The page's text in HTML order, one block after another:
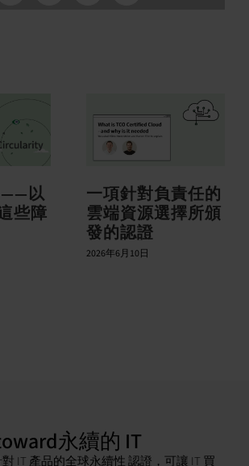
——以
些障
一項針對負責任的
雲端資源選擇所頒
發的認證
2026年6月10日
永續的 IT
對 IT 產品的全球永續性 認證，可讓 IT 買